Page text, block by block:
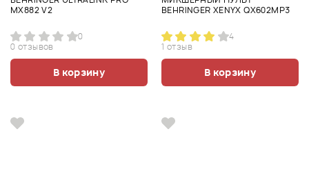
MX882 V2
0
0 отзывов
В корзину
BEHRINGER XENYX QX602MP3
4
1 отзыв
В корзину